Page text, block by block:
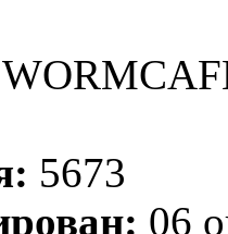
5673
06